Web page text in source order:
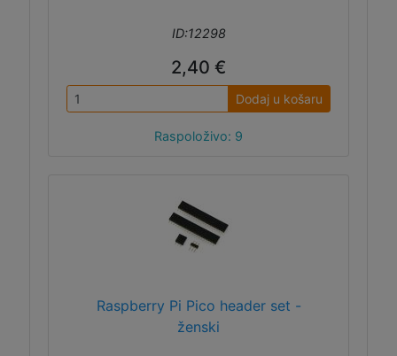
ID:12298
2,40 €
Dodaj u košaru
Raspoloživo: 9
Raspberry Pi Pico header set -
ženski